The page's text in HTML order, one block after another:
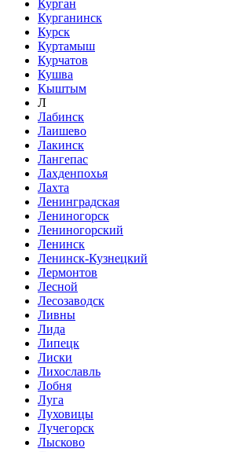
Курган
Курганинск
Курск
Куртамыш
Курчатов
Кушва
Кыштым
Л
Лабинск
Лаишево
Лакинск
Лангепас
Лахденпохья
Лахта
Ленинградская
Лениногорск
Лениногорский
Ленинск
Ленинск-Кузнецкий
Лермонтов
Лесной
Лесозаводск
Ливны
Лида
Липецк
Лиски
Лихославль
Лобня
Луга
Луховицы
Лучегорск
Лысково